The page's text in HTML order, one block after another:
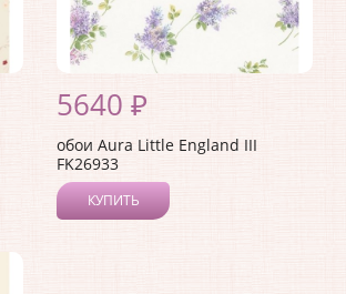
5640 ₽
обои Aura Little England III
FK26933
КУПИТЬ